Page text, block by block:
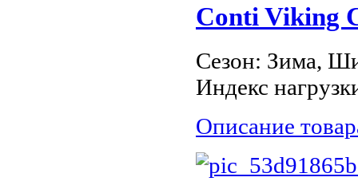
Conti Viking
Сезон: Зима,
Индекс
Описание